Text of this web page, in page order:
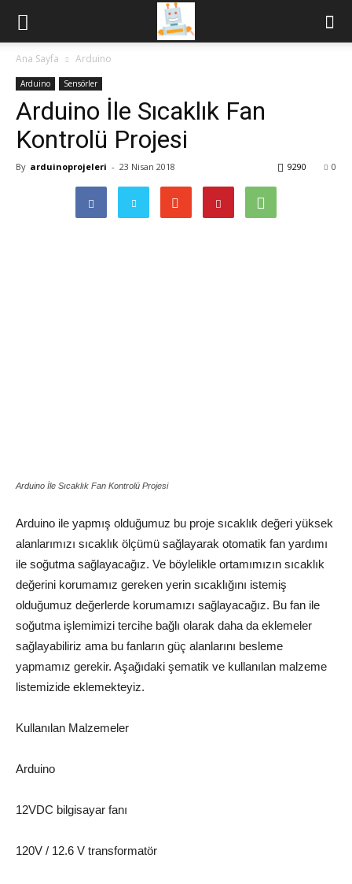
Ana Sayfa Arduino
Arduino Sensörler
Arduino İle Sıcaklık Fan
Kontrolü Projesi
By arduinoprojeleri - 23 Nisan 2018 0
9290
Arduino İle Sıcaklık Fan Kontrolü Projesi
Arduino ile yapmış olduğumuz bu proje sıcaklık değeri yüksek
alanlarımızı sıcaklık ölçümü sağlayarak otomatik fan yardımı
ile soğutma sağlayacağız. Ve böylelikle ortamımızın sıcaklık
değerini korumamız gereken yerin sıcaklığını istemiş
olduğumuz değerlerde korumamızı sağlayacağız. Bu fan ile
soğutma işlemimizi tercihe bağlı olarak daha da eklemeler
sağlayabiliriz ama bu fanların güç alanlarını besleme
yapmamız gerekir. Aşağıdaki şematik ve kullanılan malzeme
listemizide eklemekteyiz.
Kullanılan Malzemeler
Arduino
12VDC bilgisayar fanı
120V / 12.6 V transformatör